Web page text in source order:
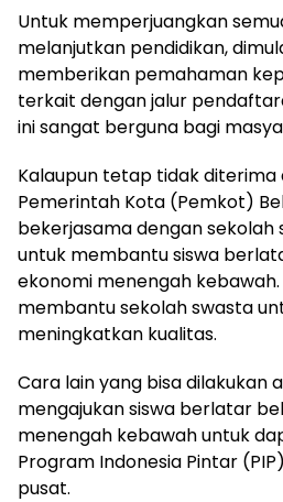
Untuk memperjuangkan
melanjutkan pendidikan,
memberikan pemahaman
terkait dengan jalur
ini sangat berguna bagi
Kalaupun tetap tidak diterima
Pemerintah Kota (Pemkot)
bekerjasama dengan
untuk membantu siswa
ekonomi menengah
membantu sekolah swasta
meningkatkan kualitas.
Cara lain yang bisa dilakukan
mengajukan siswa berlatar
menengah kebawah untuk
Program Indonesia Pintar
pusat.